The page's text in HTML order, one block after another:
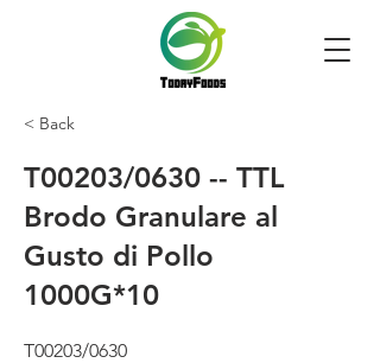
< Back
T00203/0630 -- TTL
Brodo Granulare al
Gusto di Pollo
1000G*10
T00203/0630